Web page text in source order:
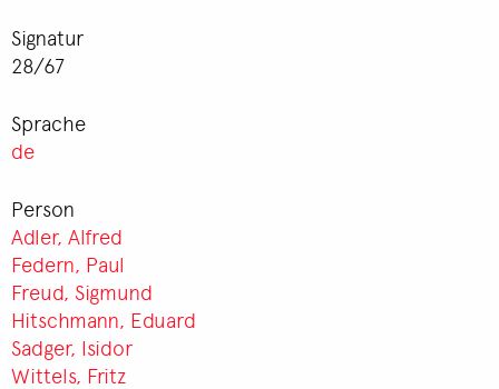
Signatur
28/67
Sprache
de
Person
Adler, Alfred
Federn, Paul
Freud, Sigmund
Hitschmann, Eduard
Sadger, Isidor
Wittels, Fritz